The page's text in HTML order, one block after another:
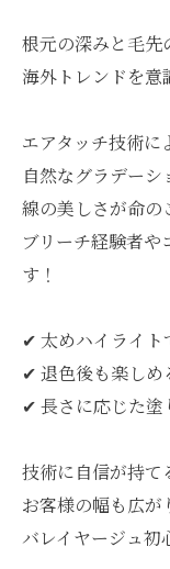
根元の深みと毛先
海外トレンドを意
エアタッチ技術に
自然なグラデー
線の美しさが命の
ブリーチ経験者
す！
✔︎ 太めハイライト
✔︎ 退色後も楽しめ
✔︎ 長さに応じた
技術に自信が持て
お客様の幅も広
バレイヤージュ初